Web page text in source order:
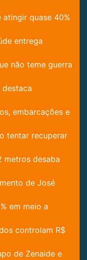
quase 40%
entrega
não teme guerra
destaca
embarcações e
tentar recuperar
metros desaba
de José
em meio a
controlam R$
de Zenaide e